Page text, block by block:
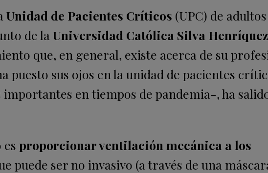
Unidad de Pacientes Críticos (UPC) de
de la Universidad Católica Silva Henríquez
que, en general, existe acerca de su
puesto sus ojos en la unidad de pacientes
importantes en tiempos de pandemia-, ha
proporcionar ventilación mecánica a los
puede ser no invasivo (a través de una